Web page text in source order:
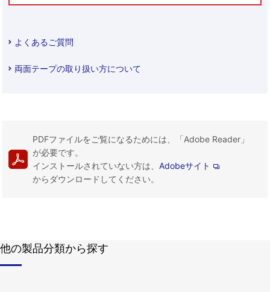
よくあるご質問
両面テープの取り扱い方について
PDFファイルをご覧になるためには、「Adobe Reader」
が必要です。
インストールされていない方は、Adobeサイト
からダウンロードしてください。
他の製品分類から探す